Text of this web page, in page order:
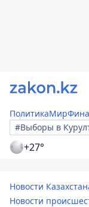
ПолитикаМир
#Выборы в
+27°
Новости
Новости